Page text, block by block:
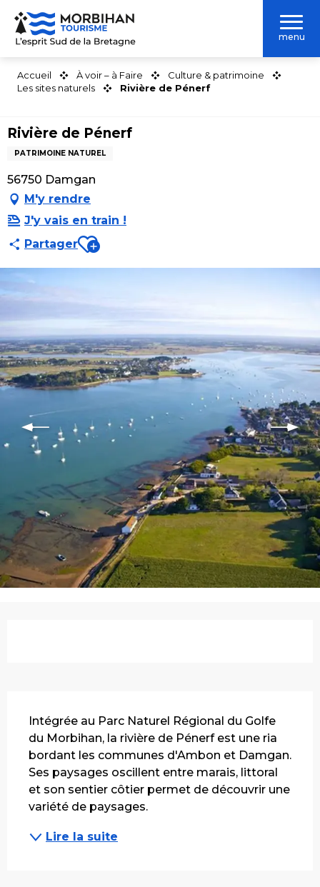
Aller
contenu
menu
Accueil À voir – à Faire
Culture & patrimoine
Les sites naturels
Rivière de Pénerf
Rivière de Pénerf
PATRIMOINE NATUREL
56750 Damgan
M'y rendre
J'y vais en train !
PartagerAjouter aux favoris
Intégrée au Parc Naturel Régional du Golfe
du Morbihan, la rivière de Pénerf est une ria
bordant les communes d'Ambon et Damgan.
Ses paysages oscillent entre marais, littoral
et son sentier côtier permet de découvrir une
variété de paysages.
Lire la suite